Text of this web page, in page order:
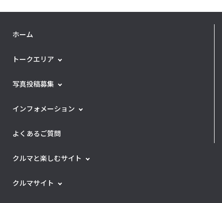
ホーム
トークエリア
写真投稿募集
インフォメーション
よくあるご質問
クルマと楽しむサイト
クルマサイト